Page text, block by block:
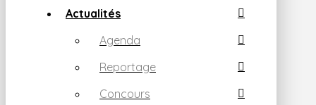
Actualités
Agenda
Reportage
Concours